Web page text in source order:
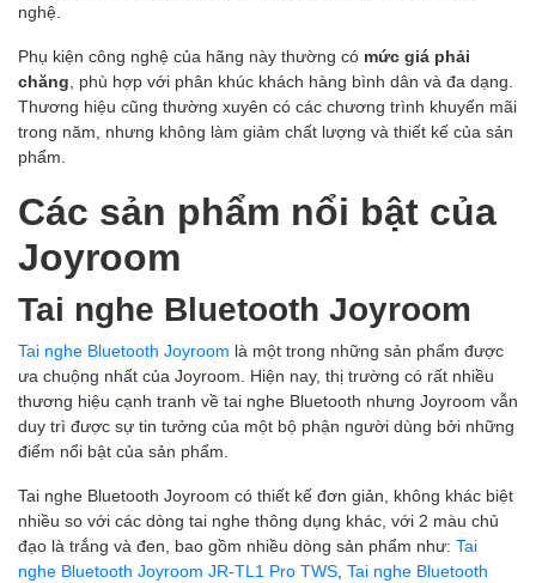
nghệ.
Phụ kiện công nghệ của hãng này thường có mức giá phải
chăng , phù hợp với phân khúc khách hàng bình dân và đa dạng.
Thương hiệu cũng thường xuyên có các chương trình khuyến mãi
trong năm, nhưng không làm giảm chất lượng và thiết kế của sản
phẩm.
Các sản phẩm nổi bật của
Joyroom
Tai nghe Bluetooth Joyroom
Tai nghe Bluetooth Joyroom là một trong những sản phẩm được
ưa chuộng nhất của Joyroom. Hiện nay, thị trường có rất nhiều
thương hiệu cạnh tranh về tai nghe Bluetooth nhưng Joyroom vẫn
duy trì được sự tin tưởng của một bộ phận người dùng bởi những
điểm nổi bật của sản phẩm.
Tai nghe Bluetooth Joyroom có thiết kế đơn giản, không khác biệt
nhiều so với các dòng tai nghe thông dụng khác, với 2 màu chủ
đạo là trắng và đen, bao gồm nhiều dòng sản phẩm như: Tai
nghe Bluetooth Joyroom JR-TL1 Pro TWS Tai nghe Bluetooth